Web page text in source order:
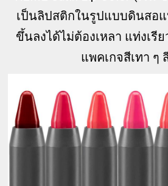
เป็นลิปสติกในรูปแบบดินสอ
ขึ้นลงได้ไม่ต้องเหลา แท่งเรี
แพคเกจสีเทา ๆ